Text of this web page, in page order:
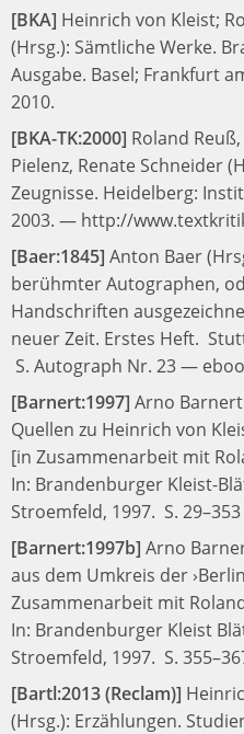
[BKA] Heinrich von Kleist;
(Hrsg.): Sämtliche Werke.
Ausgabe. Basel; Frankfurt
2010.
[BKA-TK:2000] Roland
Pielenz, Renate Schneider
Zeugnisse. Heidelberg:
2003. — http://
[Baer:1845] Anton Baer
berühmter Autographen,
Handschriften
neuer Zeit. Erstes Heft.
S. Autograph Nr. 23—
[Barnert:1997] Arno
Quellen zu Heinrich von
[in Zusammenarbeit mit
In: Brandenburger Kleist-
Stroemfeld, 1997. S. 29–353
[Barnert:1997b] Arno
aus dem Umkreis der
Zusammenarbeit mit
In: Brandenburger Kleist
Stroemfeld, 1997. S.
[Bartl:2013 (Reclam)]
(Hrsg.): Erzählungen.